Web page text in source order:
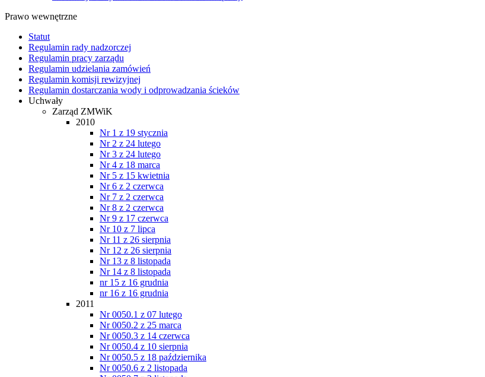
Prawo wewnętrzne
Statut
Regulamin rady nadzorczej
Regulamin pracy zarządu
Regulamin udzielania zamówień
Regulamin komisji rewizyjnej
Regulamin dostarczania wody i odprowadzania ścieków
Uchwały
Zarząd ZMWiK
2010
Nr 1 z 19 stycznia
Nr 2 z 24 lutego
Nr 3 z 24 lutego
Nr 4 z 18 marca
Nr 5 z 15 kwietnia
Nr 6 z 2 czerwca
Nr 7 z 2 czerwca
Nr 8 z 2 czerwca
Nr 9 z 17 czerwca
Nr 10 z 7 lipca
Nr 11 z 26 sierpnia
Nr 12 z 26 sierpnia
Nr 13 z 8 listopada
Nr 14 z 8 listopada
nr 15 z 16 grudnia
nr 16 z 16 grudnia
2011
Nr 0050.1 z 07 lutego
Nr 0050.2 z 25 marca
Nr 0050.3 z 14 czerwca
Nr 0050.4 z 10 sierpnia
Nr 0050.5 z 18 października
Nr 0050.6 z 2 listopada